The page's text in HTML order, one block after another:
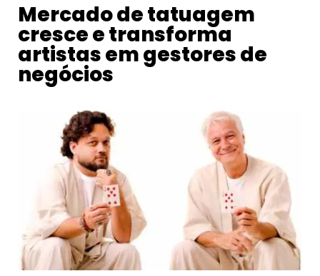
Mercado de tatuagem
cresce e transforma
artistas em gestores de
negócios